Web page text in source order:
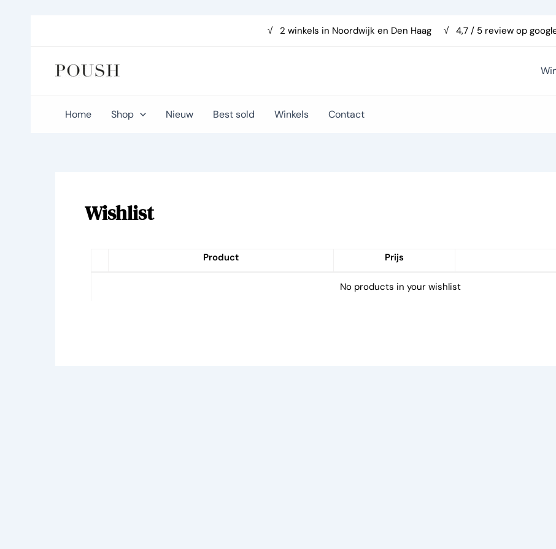
√ 2 winkels in Noordwijk en Den Haag √ 4,7 / 5 review op
Home Shop Nieuw Best sold Winkels Contact
Wishlist
Product Prijs
No products in your wishlist